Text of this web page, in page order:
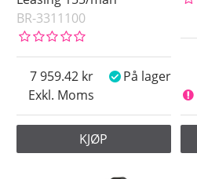
BR-3311100
Exkl. Moms
7 959.42 På lager
KJØP